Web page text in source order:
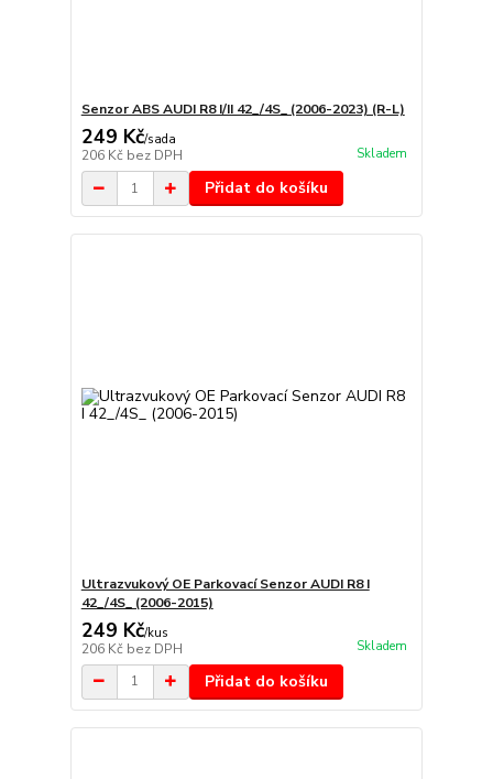
Senzor ABS AUDI R8 I/II 42_/4S_ (2006-2023) (R-L)
249 Kč/sada
206 Kč bez DPH Skladem
Přidat do košíku
Ultrazvukový OE Parkovací Senzor AUDI R8 I
42_/4S_ (2006-2015)
249 Kč/kus
206 Kč bez DPH Skladem
Přidat do košíku